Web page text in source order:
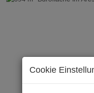
Cookie